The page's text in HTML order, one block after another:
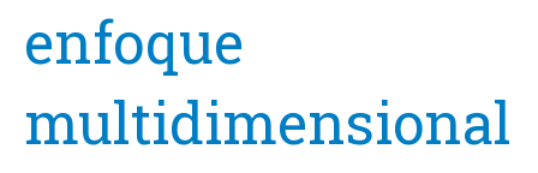
enfoque
multidimensional